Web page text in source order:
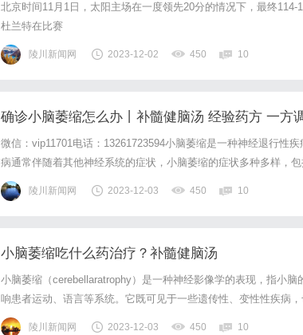
北京时间11月1日，太阳主场在一度领先20分的情况下，最终
杜兰特在比赛
陵川新闻网 2023-12-02 450 10
确诊小脑萎缩怎么办丨补髓健脑汤 经验药方 一方
微信：vip11701电话：13261723594小脑萎缩是一种神经退行性
病通常伴随着其他神经系统的症状，小脑萎缩的症状多种多样，
基于患者的症状和神经系统检查，这些检查包括神经心理学评估
脑萎缩的病因多种多样，今天就列举三个来说吧！1、遗传：遗传
陵川新闻网 2023-12-03 450 10
小脑萎缩吃什么药治疗？补髓健脑汤
小脑萎缩（cerebellaratrophy）是一种神经影像学的表现，指小
响患者运动、语言等系统。它既可见于一些遗传性、变性性疾病
后期及某些药物中毒等，甚至某些临床无症状的人，影像学检查
陵川新闻网 2023-12-03 450 10